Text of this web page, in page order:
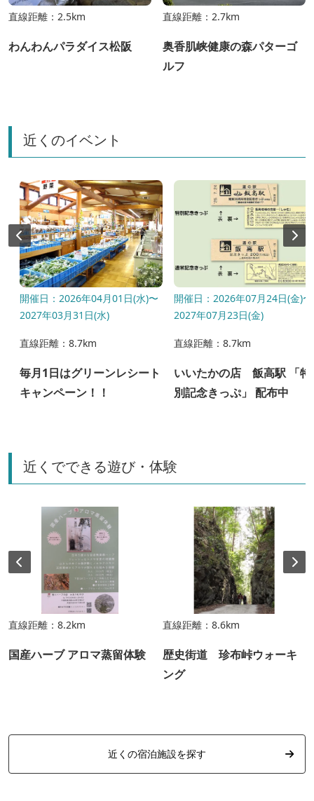
直線距離：2.5km
わんわんパラダイス松阪
直線距離：2.7km
奥香肌峡健康の森パターゴ
ルフ
近くのイベント
開催日：2026年04月01日(水)〜
2027年03月31日(水)
直線距離：8.7km
毎月1日はグリーンレシート
キャンペーン！！
開催日：2026年07月24日(金)〜
2027年07月23日(金)
直線距離：8.7km
いいたかの店 飯高駅 「特
別記念きっぷ」 配布中
近くでできる遊び・体験
直線距離：8.2km
国産ハーブ アロマ蒸留体験
直線距離：8.6km
歴史街道 珍布峠ウォーキ
ング
近くの宿泊施設を探す